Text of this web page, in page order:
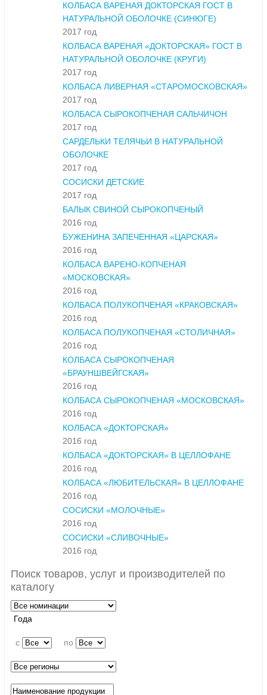
КОЛБАСА ВАРЕНАЯ ДОКТОРСКАЯ ГОСТ В
НАТУРАЛЬНОЙ ОБОЛОЧКЕ (СИНЮГЕ)
2017 год
КОЛБАСА ВАРЕНАЯ «ДОКТОРСКАЯ» ГОСТ В
НАТУРАЛЬНОЙ ОБОЛОЧКЕ (КРУГИ)
2017 год
КОЛБАСА ЛИВЕРНАЯ «СТАРОМОСКОВСКАЯ»
2017 год
КОЛБАСА СЫРОКОПЧЕНАЯ САЛЬЧИЧОН
2017 год
САРДЕЛЬКИ ТЕЛЯЧЬИ В НАТУРАЛЬНОЙ
ОБОЛОЧКЕ
2017 год
СОСИСКИ ДЕТСКИЕ
2017 год
БАЛЫК СВИНОЙ СЫРОКОПЧЕНЫЙ
2016 год
БУЖЕНИНА ЗАПЕЧЕННАЯ «ЦАРСКАЯ»
2016 год
КОЛБАСА ВАРЕНО-КОПЧЕНАЯ
«МОСКОВСКАЯ»
2016 год
КОЛБАСА ПОЛУКОПЧЕНАЯ «КРАКОВСКАЯ»
2016 год
КОЛБАСА ПОЛУКОПЧЕНАЯ «СТОЛИЧНАЯ»
2016 год
КОЛБАСА СЫРОКОПЧЕНАЯ
«БРАУНШВЕЙГСКАЯ»
2016 год
КОЛБАСА СЫРОКОПЧЕНАЯ «МОСКОВСКАЯ»
2016 год
КОЛБАСА «ДОКТОРСКАЯ»
2016 год
КОЛБАСА «ДОКТОРСКАЯ» В ЦЕЛЛОФАНЕ
2016 год
КОЛБАСА «ЛЮБИТЕЛЬСКАЯ» В ЦЕЛЛОФАНЕ
2016 год
СОСИСКИ «МОЛОЧНЫЕ»
2016 год
СОСИСКИ «СЛИВОЧНЫЕ»
2016 год
Поиск товаров, услуг и производителей по
каталогу
Года
c по